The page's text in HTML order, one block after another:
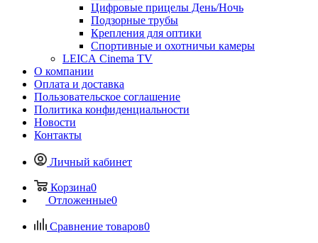
Цифровые прицелы День/Ночь
Подзорные трубы
Крепления для оптики
Спортивные и охотничьи камеры
LEICA Cinema TV
О компании
Оплата и доставка
Пользовательское соглашение
Политика конфиденциальности
Новости
Контакты
Личный кабинет
Корзина0
Отложенные0
Сравнение товаров0